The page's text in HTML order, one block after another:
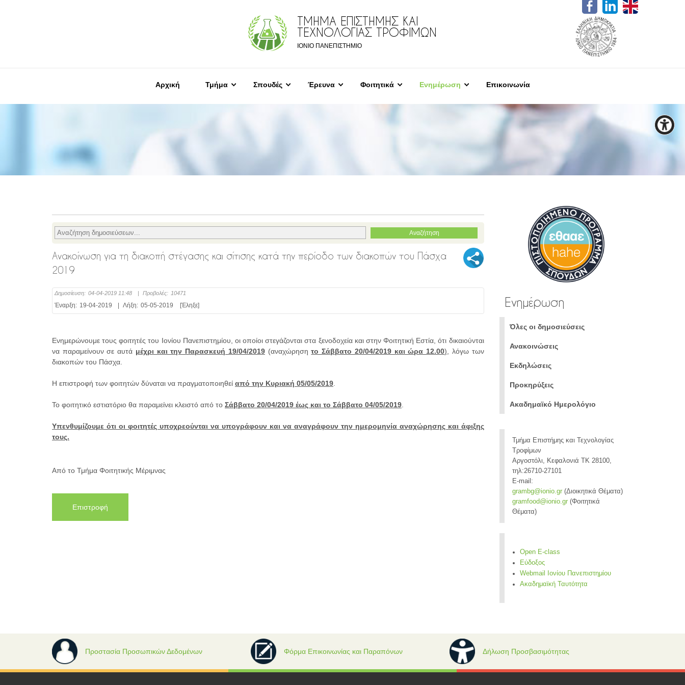
ΤΜΗΜΑ ΕΠΙΣΤΗΜΗΣ ΚΑΙ
ΤΕΧΝΟΛΟΓΙΑΣ ΤΡΟΦΙΜΩΝ
ΙΟΝΙΟ ΠΑΝΕΠΙΣΤΗΜΙΟ
Αρχική Τμήμα Σπουδές Έρευνα Φοιτητικά Ενημέρωση Επικοινωνία
Ανακοίνωση για τη διακοπή στέγασης και σίτισης κατά την περίοδο των διακοπών του Πάσχα
2019
Δημοσίευση: 04-04-2019 11:48 | Προβολές: 10471
Έναρξη: 19-04-2019 Λήξη: 05-05-2019 [Έληξε]
Ενημερώνουμε τους φοιτητές του Ιονίου Πανεπιστημίου, οι οποίοι στεγάζονται στα ξενοδοχεία και στην Φοιτητική Εστία, ότι δικαιούνται
να παραμείνουν σε αυτά μέχρι και την Παρασκευή 19/04/2019(αναχώρησητο Σάββατο 20/04/2019 και ώρα 12.00),
λόγω των
διακοπών του Πάσχα.
Η επιστροφή των φοιτητών δύναται να πραγματοποιηθεί από την Κυριακή 05/05/2019
Το φοιτητικό εστιατόριο θα παραμείνει κλειστό από το Σάββατο 20/04/2019 έως και το Σάββατο 04/05/2019
Υπενθυμίζουμε ότι οι φοιτητές υποχρεούνται να υπογράφουν και να αναγράφουν την ημερομηνία αναχώρησης και άφιξης
τους.
Από το Τμήμα Φοιτητικής Μέριμνας
Επιστροφή
Ενημέρωση
Όλες οι δημοσιεύσεις
Ανακοινώσεις
Εκδηλώσεις
Προκηρύξεις
Ακαδημαϊκό Ημερολόγιο
Τμήμα Επιστήμης και Τεχνολογίας
Τροφίμων
Αργοστόλι, Κεφαλονιά ΤΚ 28100,
τηλ:26710-27101
E-mail:
grambg@ionio.gr(Διοικητικά Θέματα)
gramfood@ionio.gr(Φοιτητικά
Θέματα)
Open E-class
Εύδοξος
Webmail Ιονίου Πανεπιστημίου
Ακαδημαϊκή Ταυτότητα
Προστασία Προσωπικών Δεδομένων Φόρμα Επικοινωνίας και Παραπόνων Δήλωση Προσβασιμότητας